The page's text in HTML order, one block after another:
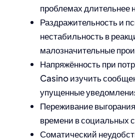
проблемах длительнее
Раздражительность и
нестабильность в
малозначительные
Напряжённость при
Casino изучить
упущенные
Переживание
времени в социальных
Соматический